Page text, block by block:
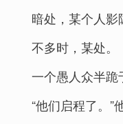
暗处，某个人影
不多时，某处。
一个愚人众半跪
“他们启程了。”